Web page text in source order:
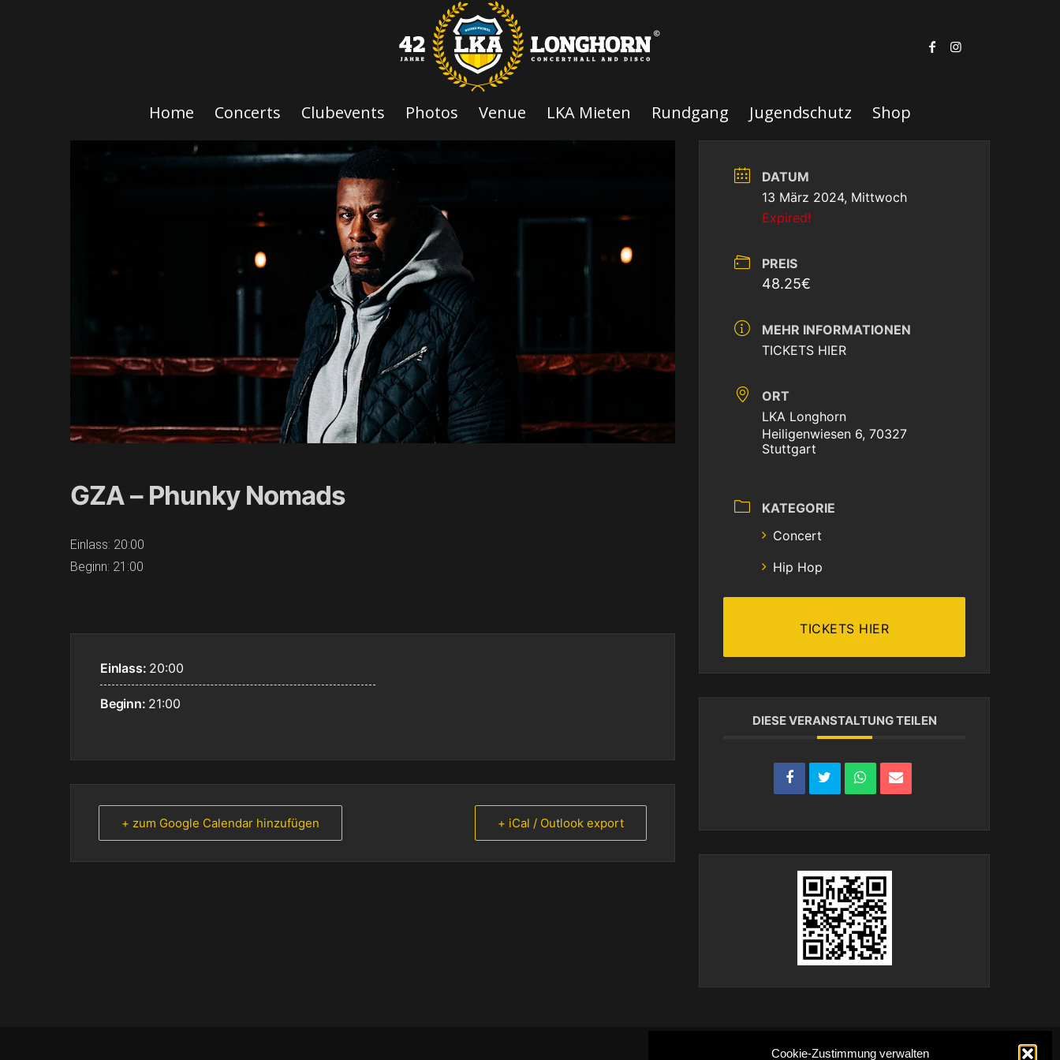
Cookie-Zustimmung verwalten
Home Concerts Clubevents Photos Venue LKA Mieten Rundgang Jugendschutz Shop
GZA – Phunky Nomads
Einlass: 20:00
Beginn: 21:00
Einlass: 20:00
Beginn: 21:00
+ zum Google Calendar hinzufügen + iCal / Outlook export
DATUM
13 März 2024, Mittwoch
Expired!
PREIS
48.25€
MEHR INFORMATIONEN
TICKETS HIER
ORT
LKA Longhorn
Heiligenwiesen 6, 70327
Stuttgart
KATEGORIE
Concert
Hip Hop
TICKETS HIER
DIESE VERANSTALTUNG TEILEN